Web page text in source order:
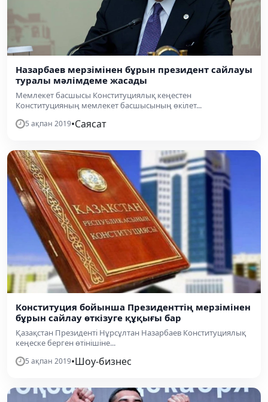
Назарбаев мерзімінен бұрын президент сайлауы
туралы мәлімдеме жасады
Мемлекет басшысы Конституциялық кеңестен
Конституцияның мемлекет басшысының өкілет...
5 ақпан 2019•Саясат
Конституция бойынша Президенттің мерзімінен
бұрын сайлау өткізуге құқығы бар
Қазақстан Президенті Нұрсұлтан Назарбаев Конституциялық
кеңеске берген өтінішіне...
5 ақпан 2019•Шоу-бизнес